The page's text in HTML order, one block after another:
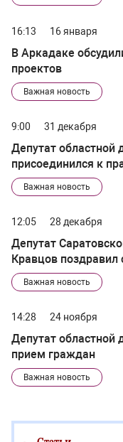
16:13 16 января
В Аркадаке
проектов
Важная новость
9:00 31 декабря
Депутат
присоединился к
Важная новость
12:05 28 декабря
Депутат
Кравцов
Важная новость
14:28 24 ноября
Депутат областной
прием граждан
Важная новость